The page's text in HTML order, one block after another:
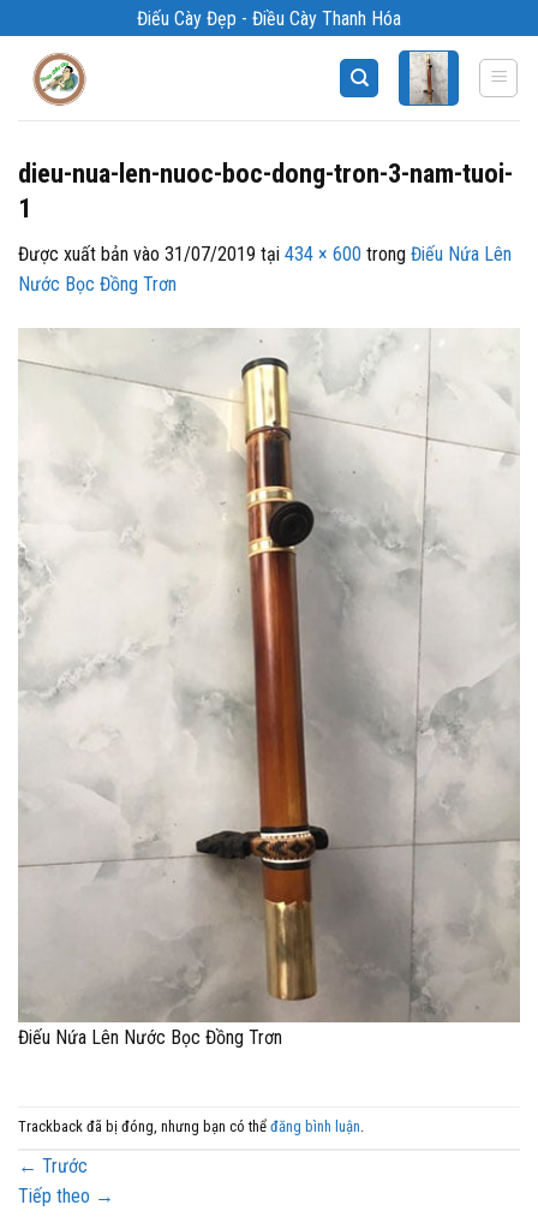
qua
Điếu Cày Đẹp - Điều Cày Thanh Hóa
dieu-nua-len-nuoc-boc-dong-tron-3-nam-tuoi-
1
Được xuất bản vào 31/07/2019 tại 434 × 600 trong Điếu Nứa Lên
Nước Bọc Đồng Trơn
Điếu Nứa Lên Nước Bọc Đồng Trơn
Trackback đã bị đóng, nhưng bạn có thể đăng bình luận.
← Trước
Tiếp theo →